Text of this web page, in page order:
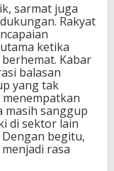
sarmat juga
Rakyat
ketika
Kabar
balasan
yang tak
masih sanggup
di sektor lain
begitu,
rasa